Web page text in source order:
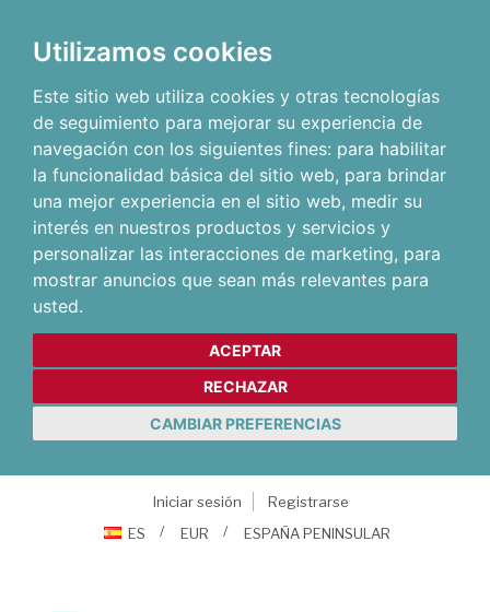
Utilizamos cookies
Este sitio web utiliza cookies y otras tecnologías
de seguimiento para mejorar su experiencia de
navegación con los siguientes fines: para habilitar
la funcionalidad básica del sitio web, para brindar
una mejor experiencia en el sitio web, medir su
interés en nuestros productos y servicios y
personalizar las interacciones de marketing, para
mostrar anuncios que sean más relevantes para
usted.
ACEPTAR
RECHAZAR
CAMBIAR PREFERENCIAS
Iniciar sesión
Registrarse
ES
EUR ESPAÑA PENINSULAR